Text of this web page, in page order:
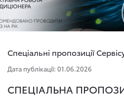
Спеціальні пропозиції
Дата публікації: 01.06.2026
СПЕЦІАЛЬНА